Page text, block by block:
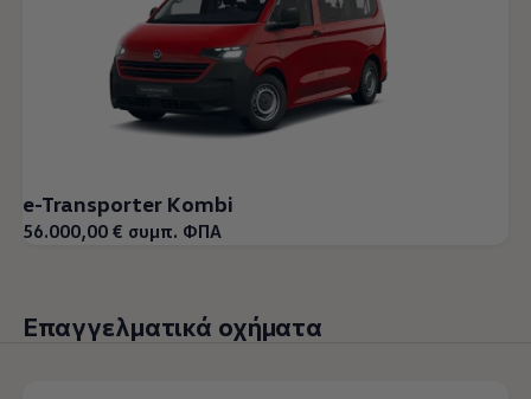
e-Transporter Kombi
56.000,00 € συμπ. ΦΠΑ
Επαγγελματικά οχήματα